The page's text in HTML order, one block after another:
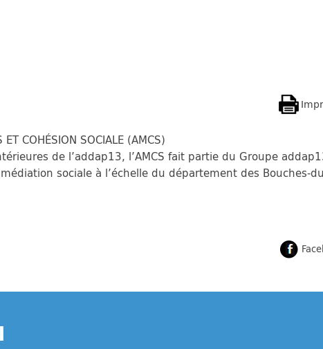
COHÉSION SOCIALE (AMCS)
de l’addap13, l’AMCS fait partie du Groupe
sociale à l’échelle du département des Bouches-